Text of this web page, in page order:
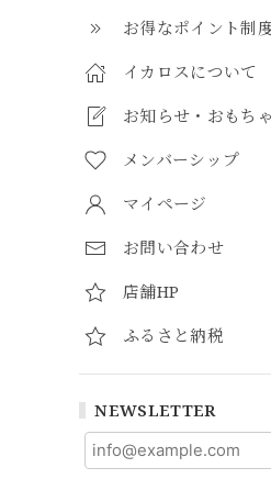
お得なポイント制
イカロスについて
お知らせ・おもち
メンバーシップ
マイページ
お問い合わせ
店舗HP
ふるさと納税
NEWSLETTER